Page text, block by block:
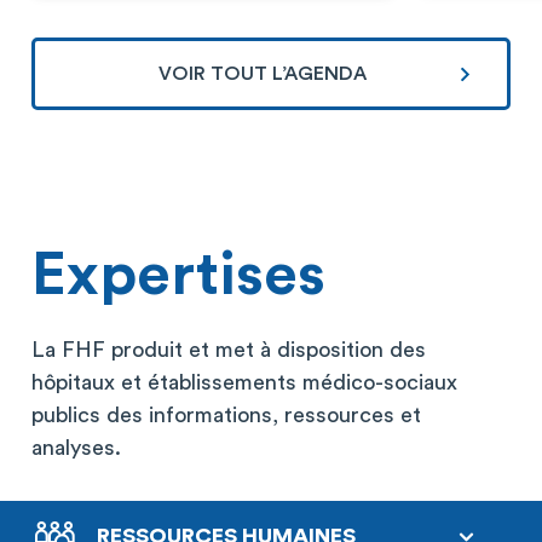
VOIR TOUT L’AGENDA
Expertises
La FHF produit et met à disposition des
hôpitaux et établissements médico-sociaux
publics des informations, ressources et
analyses.
RESSOURCES HUMAINES